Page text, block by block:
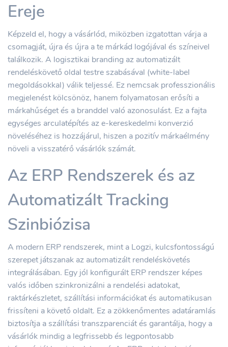
Ereje
Képzeld el, hogy a vásárlód, miközben izgatottan várja a
csomagját, újra és újra a te márkád logójával és színeivel
találkozik. A logisztikai branding az automatizált
rendeléskövető oldal testre szabásával (white-label
megoldásokkal) válik teljessé. Ez nemcsak professzionális
megjelenést kölcsönöz, hanem folyamatosan erősíti a
márkahűséget és a branddel való azonosulást. Ez a fajta
egységes arculatépítés az e-kereskedelmi konverzió
növeléséhez is hozzájárul, hiszen a pozitív márkaélmény
növeli a visszatérő vásárlók számát.
Az ERP Rendszerek és az
Automatizált Tracking
Szinbiózisa
A modern ERP rendszerek, mint a Logzi, kulcsfontosságú
szerepet játszanak az automatizált rendeléskövetés
integrálásában. Egy jól konfigurált ERP rendszer képes
valós időben szinkronizálni a rendelési adatokat,
raktárkészletet, szállítási információkat és automatikusan
frissíteni a követő oldalt. Ez a zökkenőmentes adatáramlás
biztosítja a szállítási transzparenciát és garantálja, hogy a
vásárlók mindig a legfrissebb és legpontosabb